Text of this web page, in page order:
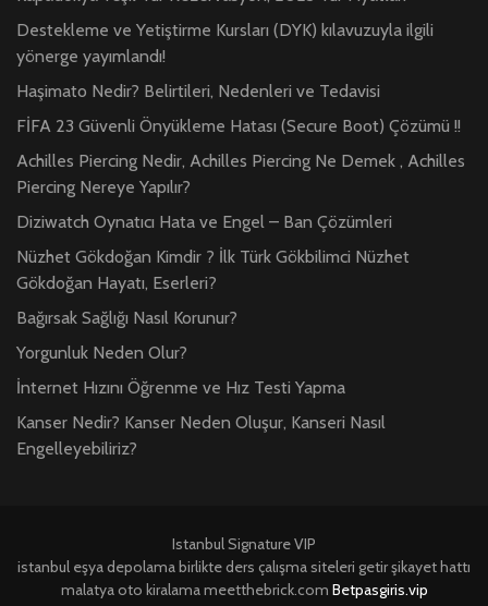
Destekleme ve Yetiştirme Kursları (DYK) kılavuzuyla ilgili
yönerge yayımlandı!
Haşimato Nedir? Belirtileri, Nedenleri ve Tedavisi
FİFA 23 Güvenli Önyükleme Hatası (Secure Boot) Çözümü !!
Achilles Piercing Nedir, Achilles Piercing Ne Demek , Achilles
Piercing Nereye Yapılır?
Diziwatch Oynatıcı Hata ve Engel – Ban Çözümleri
Nüzhet Gökdoğan Kimdir ? İlk Türk Gökbilimci Nüzhet
Gökdoğan Hayatı, Eserleri?
Bağırsak Sağlığı Nasıl Korunur?
Yorgunluk Neden Olur?
İnternet Hızını Öğrenme ve Hız Testi Yapma
Kanser Nedir? Kanser Neden Oluşur, Kanseri Nasıl
Engelleyebiliriz?
Istanbul Signature VIP
istanbul eşya depolamabirlikte ders çalışma siteleri getir şikayet hattı
malatya oto kiralamameetthebrick.com Betpasgiris.vip